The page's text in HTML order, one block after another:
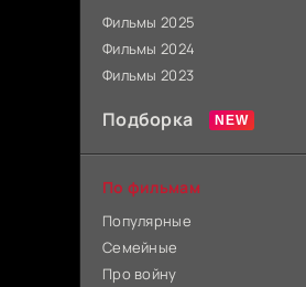
Фильмы 2025
Фильмы 2024
Фильмы 2023
Подборка
По фильмам
Популярные
Семейные
Про войну